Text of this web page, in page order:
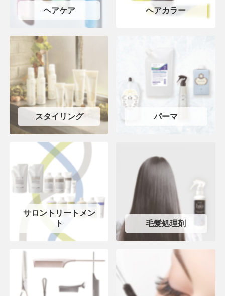
ヘアケア ヘアカラー
スタイリング パーマ
サロントリートメン
ト
毛髪処理剤